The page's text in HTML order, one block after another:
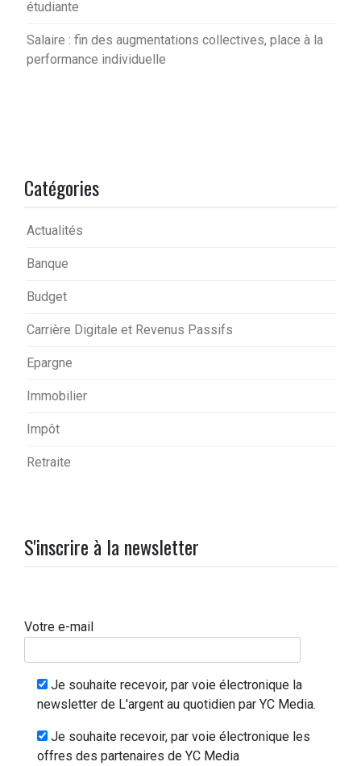
étudiante
Salaire : fin des augmentations collectives, place à la
performance individuelle
Catégories
Actualités
Banque
Budget
Carrière Digitale et Revenus Passifs
Epargne
Immobilier
Impôt
Retraite
S'inscrire à la newsletter
Votre e-mail
Je souhaite recevoir, par voie électronique la
newsletter de L'argent au quotidien par YC Media.
Je souhaite recevoir, par voie électronique les
offres des partenaires de YC Media